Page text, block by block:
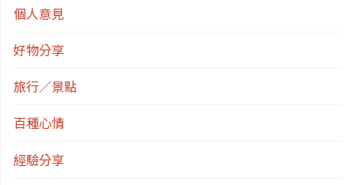
個人意見
好物分享
旅行／景點
百種心情
經驗分享